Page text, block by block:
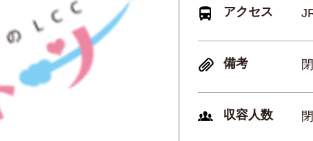
アクセス
備考
収容人数